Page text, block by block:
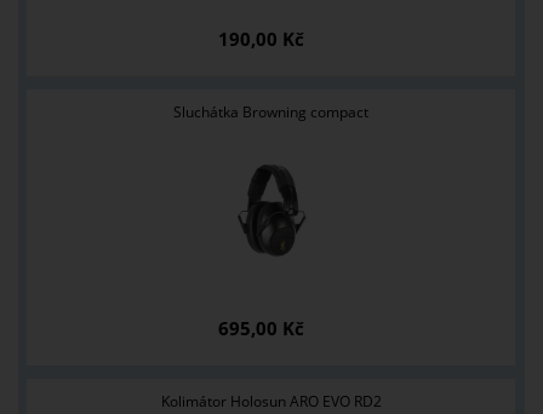
190,00 Kč
Sluchátka Browning compact
695,00 Kč
Kolimátor Holosun ARO EVO RD2